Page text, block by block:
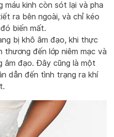
máu kinh còn sót lại và pha
ra bên ngoài, và chỉ kéo
biến mất.
bị khô âm đạo, khi thực
thương đến lớp niêm mạc và
âm đạo. Đây cũng là một
dẫn đến tình trạng ra khí